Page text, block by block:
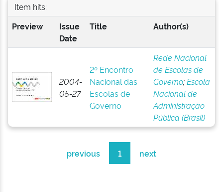
Item hits:
Preview
Issue
Date
Title Author(s)
2004-
05-27
2º Encontro
Nacional das
Escolas de
Governo
Rede Nacional
de Escolas de
Governo;Escola
Nacional de
Administração
Pública (Brasil)
previous 1 next